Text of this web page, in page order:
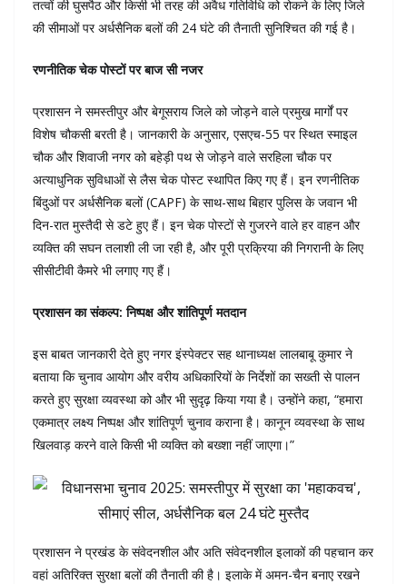
तत्वों की घुसपैठ और किसी भी तरह की अवैध गतिविधि को रोकने के लिए जिले
की सीमाओं पर अर्धसैनिक बलों की 24 घंटे की तैनाती सुनिश्चित की गई है।
रणनीतिक चेक पोस्टों पर बाज सी नजर
प्रशासन ने समस्तीपुर और बेगूसराय जिले को जोड़ने वाले प्रमुख मार्गों पर
विशेष चौकसी बरती है। जानकारी के अनुसार, एसएच-55 पर स्थित स्माइल
चौक और शिवाजी नगर को बहेड़ी पथ से जोड़ने वाले सरहिला चौक पर
अत्याधुनिक सुविधाओं से लैस चेक पोस्ट स्थापित किए गए हैं। इन रणनीतिक
बिंदुओं पर अर्धसैनिक बलों (CAPF) के साथ-साथ बिहार पुलिस के जवान भी
दिन-रात मुस्तैदी से डटे हुए हैं। इन चेक पोस्टों से गुजरने वाले हर वाहन और
व्यक्ति की सघन तलाशी ली जा रही है, और पूरी प्रक्रिया की निगरानी के लिए
सीसीटीवी कैमरे भी लगाए गए हैं।
प्रशासन का संकल्प: निष्पक्ष और शांतिपूर्ण मतदान
इस बाबत जानकारी देते हुए नगर इंस्पेक्टर सह थानाध्यक्ष लालबाबू कुमार ने
बताया कि चुनाव आयोग और वरीय अधिकारियों के निर्देशों का सख्ती से पालन
करते हुए सुरक्षा व्यवस्था को और भी सुदृढ़ किया गया है। उन्होंने कहा, “हमारा
एकमात्र लक्ष्य निष्पक्ष और शांतिपूर्ण चुनाव कराना है। कानून व्यवस्था के साथ
खिलवाड़ करने वाले किसी भी व्यक्ति को बख्शा नहीं जाएगा।”
प्रशासन ने प्रखंड के संवेदनशील और अति संवेदनशील इलाकों की पहचान कर
वहां अतिरिक्त सुरक्षा बलों की तैनाती की है। इलाके में अमन-चैन बनाए रखने